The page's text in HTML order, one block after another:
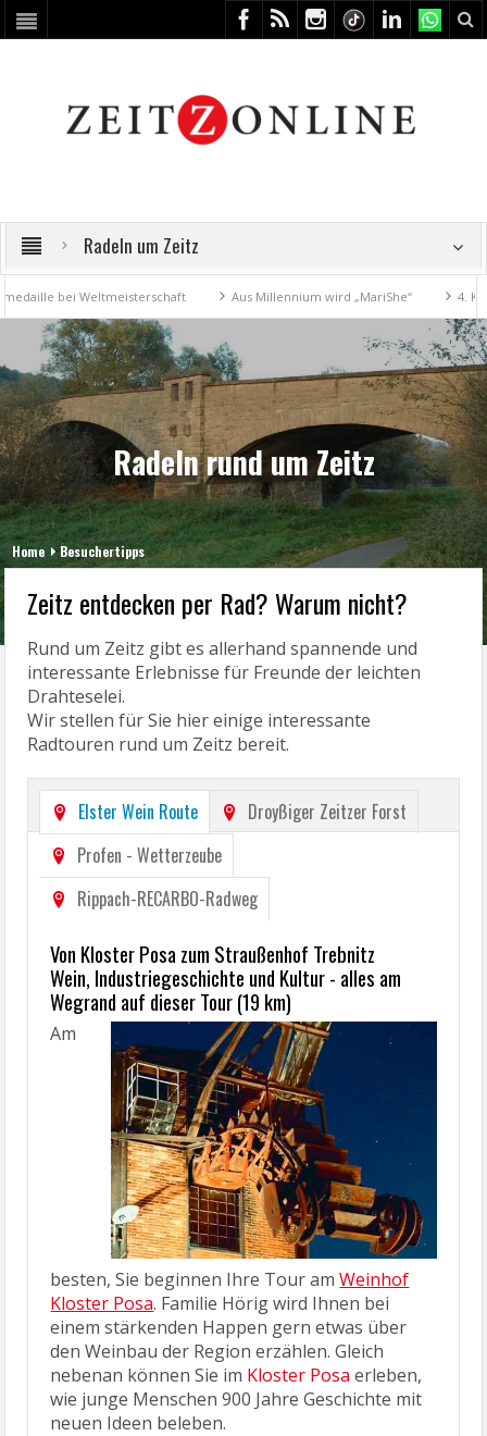
Radeln um Zeitz
bei Weltmeisterschaft Aus Millennium wird „MariShe“ 4.
Radeln rund um Zeitz
Home Besuchertipps
Zeitz entdecken per Rad? Warum nicht?
Rund um Zeitz gibt es allerhand spannende und
interessante Erlebnisse für Freunde der leichten
Drahteselei.
Wir stellen für Sie hier einige interessante
Radtouren rund um Zeitz bereit.
Elster Wein Route
Droyßiger Zeitzer Forst
Profen - Wetterzeube
Rippach-RECARBO-Radweg
Von Kloster Posa zum Straußenhof Trebnitz
Wein, Industriegeschichte und Kultur - alles am
Wegrand auf dieser Tour (19 km)
Am
besten, Sie beginnen Ihre Tour amWeinhof
Kloster Posa. Familie Hörig wird Ihnen bei
einem stärkenden Happen gern etwas über
den Weinbau der Region erzählen. Gleich
nebenan können Sie im Kloster Posa erleben,
wie junge Menschen 900 Jahre Geschichte mit
neuen Ideen beleben.